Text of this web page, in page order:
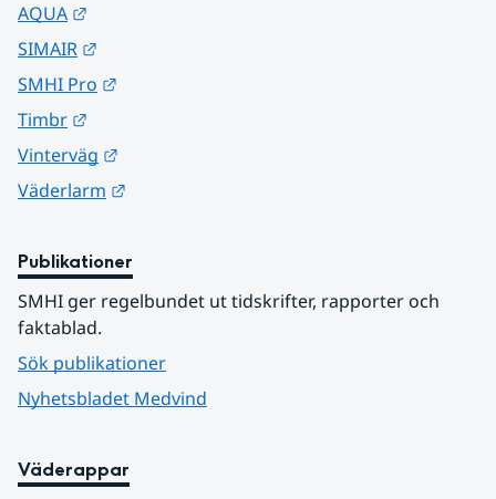
AQUA
SIMAIR
SMHI Pro
Timbr
Vinterväg
Väderlarm
Publikationer
SMHI ger regelbundet ut tidskrifter, rapporter och
faktablad.
Sök publikationer
Nyhetsbladet Medvind
Väderappar